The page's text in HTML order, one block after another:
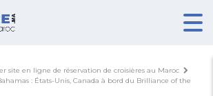
site en ligne de réservation de croisières au Maroc
: États-Unis, Canada à bord du Brilliance of the